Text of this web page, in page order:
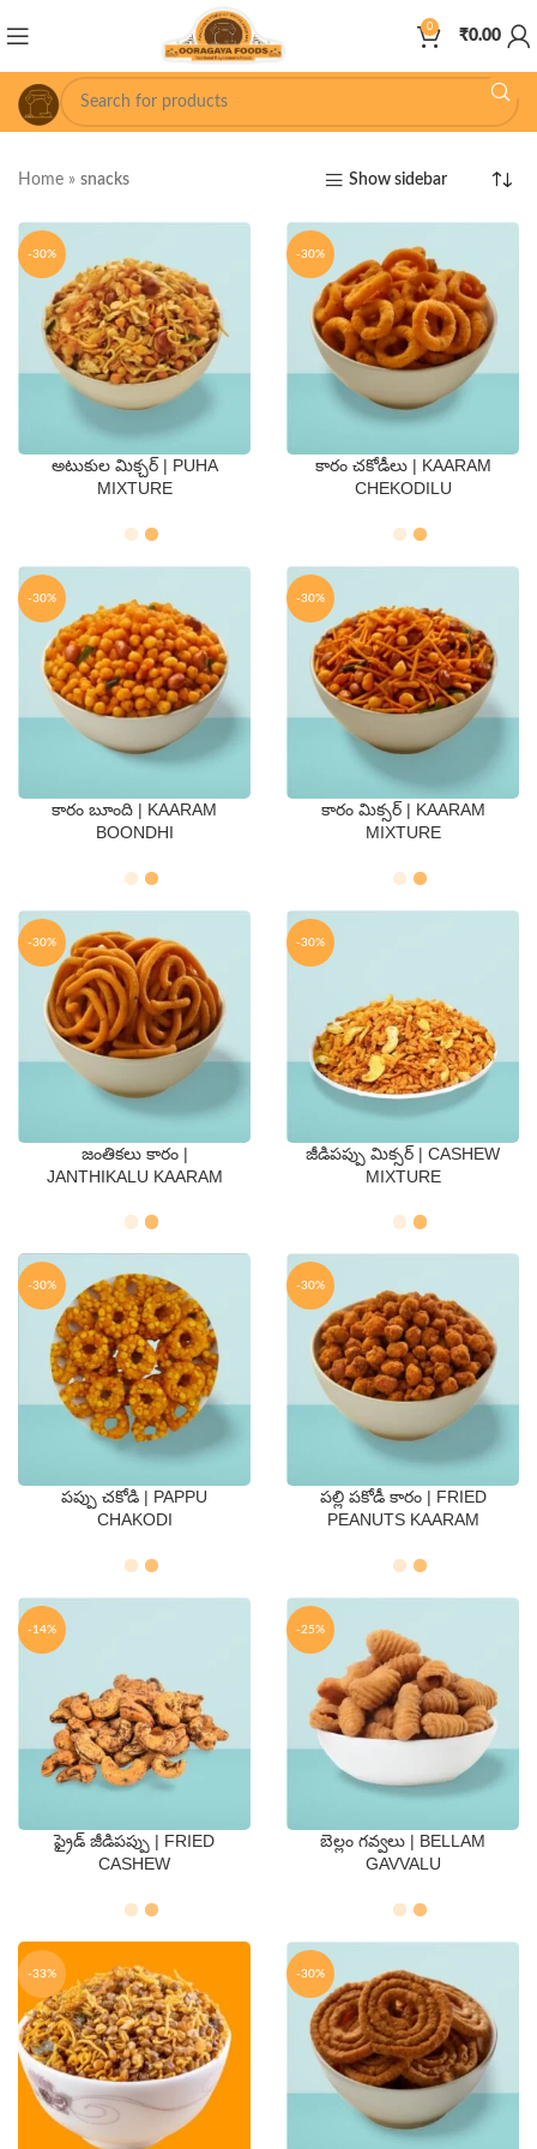
0
₹0.00
Home » snacks Show sidebar
-30%
QTY
అటుకుల మిక్చర్ | PUHA
MIXTURE
-30%
QTY
కారం చకోడీలు | KAARAM
CHEKODILU
-30%
QTY
కారం బూంది | KAARAM
BOONDHI
-30%
QTY
కారం మిక్సర్ | KAARAM
MIXTURE
-30%
QTY
జంతికలు కారం |
JANTHIKALU KAARAM
-30%
QTY
జీడిపప్పు మిక్సర్ | CASHEW
MIXTURE
-30%
QTY
పప్పు చకోడి | PAPPU
CHAKODI
-30%
QTY
పల్లి పకోడీ కారం | FRIED
PEANUTS KAARAM
-14%
QTY
ఫ్రైడ్ జీడిపప్పు | FRIED
CASHEW
-25%
QTY
బెల్లం గవ్వలు | BELLAM
GAVVALU
-33% -30%